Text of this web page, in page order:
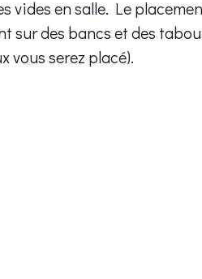
vides en salle. Le
sur des bancs et des
vous serez placé).